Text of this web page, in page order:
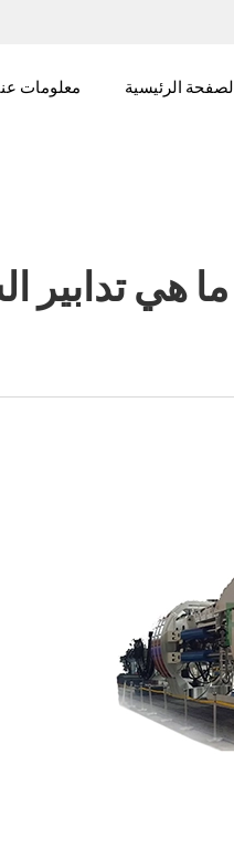
الصفحة الرئيسية معلومات
ما هي تدابير